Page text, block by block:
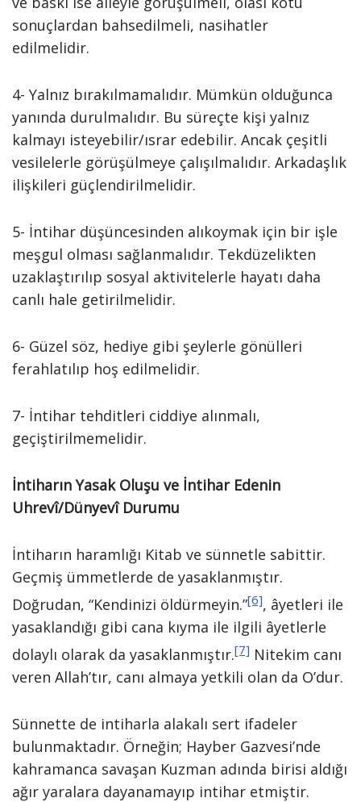
sonuçlardan bahsedilmeli, nasihatler
edilmelidir.
4- Yalnız bırakılmamalıdır. Mümkün olduğunca
yanında durulmalıdır. Bu süreçte kişi yalnız
kalmayı isteyebilir/ısrar edebilir. Ancak çeşitli
vesilelerle görüşülmeye çalışılmalıdır. Arkadaşlık
ilişkileri güçlendirilmelidir.
5- İntihar düşüncesinden alıkoymak için bir işle
meşgul olması sağlanmalıdır. Tekdüzelikten
uzaklaştırılıp sosyal aktivitelerle hayatı daha
canlı hale getirilmelidir.
6- Güzel söz, hediye gibi şeylerle gönülleri
ferahlatılıp hoş edilmelidir.
7- İntihar tehditleri ciddiye alınmalı,
geçiştirilmemelidir.
İntiharın Yasak Oluşu ve İntihar Edenin
Uhrevî/Dünyevî Durumu
İntiharın haramlığı Kitab ve sünnetle sabittir.
Geçmiş ümmetlerde de yasaklanmıştır.
Doğrudan, “Kendinizi öldürmeyin.”[6], âyetleri ile
yasaklandığı gibi cana kıyma ile ilgili âyetlerle
dolaylı olarak da yasaklanmıştır.[7] Nitekim canı
veren Allah’tır, canı almaya yetkili olan da O’dur.
Sünnette de intiharla alakalı sert ifadeler
bulunmaktadır. Örneğin; Hayber Gazvesi’nde
kahramanca savaşan Kuzman adında birisi aldığı
ağır yaralara dayanamayıp intihar etmiştir.